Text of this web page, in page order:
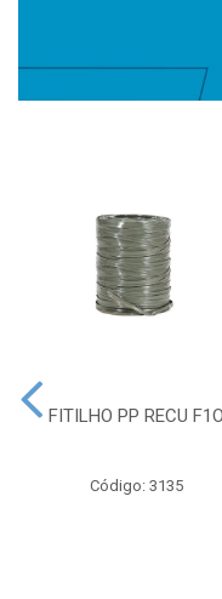
FITILHO PP RECU F1O
Código: 3135